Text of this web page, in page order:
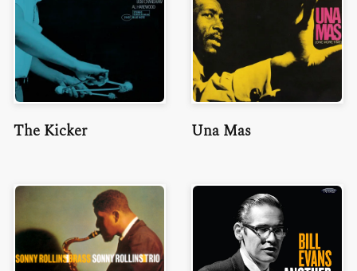
The Kicker Una Mas